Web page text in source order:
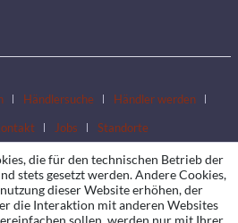
Händlersuche
Händler werden
Jobs Standorte
die für den technischen Betrieb der
stets gesetzt werden. Andere Cookies,
dieser Website erhöhen, der
die Interaktion mit anderen Websites
sollen, werden nur mit Ihrer